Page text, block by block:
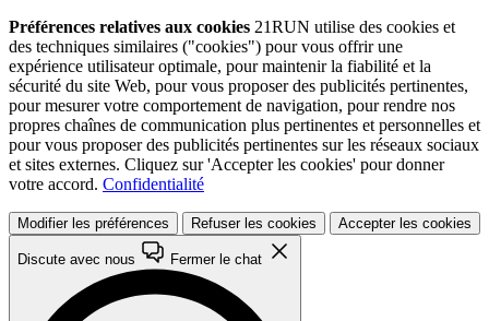
Préférences relatives aux cookies 21RUN utilise des cookies et
des techniques similaires ("cookies") pour vous offrir une
expérience utilisateur optimale, pour maintenir la fiabilité et la
sécurité du site Web, pour vous proposer des publicités pertinentes,
pour mesurer votre comportement de navigation, pour rendre nos
propres chaînes de communication plus pertinentes et personnelles et
pour vous proposer des publicités pertinentes sur les réseaux sociaux
et sites externes. Cliquez sur 'Accepter les cookies' pour donner
votre accord. Confidentialité
Modifier les préférences Refuser les cookies Accepter les cookies
Discute avec nous Fermer le chat